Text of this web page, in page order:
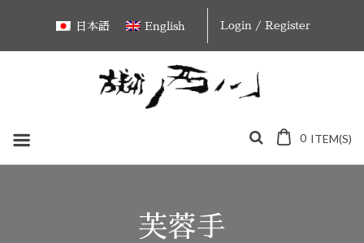
content
日本語 English Login / Register
0 ITEM(S)
芙蓉手